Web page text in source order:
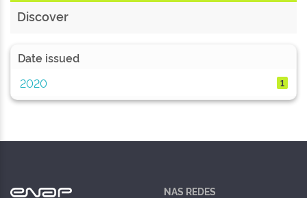
Discover
Date issued
2020
1
NAS REDES